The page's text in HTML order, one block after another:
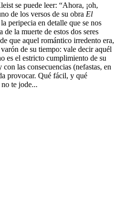
se puede leer: “Ahora, ¡oh,
de los versos de su obra El
peripecia en detalle que se nos
la muerte de estos dos seres
que aquel romántico irredento era,
de su tiempo: vale decir aquél
es el estricto cumplimiento de su
con las consecuencias (nefastas, en
provocar. Qué fácil, y qué
te jode...